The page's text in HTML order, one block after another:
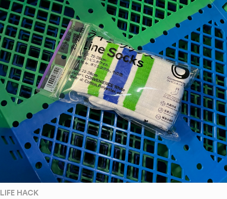
LIFE HACK